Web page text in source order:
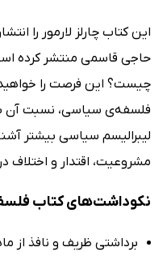
این کتاب چارلز لارمور را
حاجی قاسمی منتشر کرده
چیست؟ این فرصت را
فلسفه‌ی سیاسی، نسبت آن
لیبرالیسم سیاسی بیشتر
مشروعیت، اقتدار و
نکوداشت‌های کتاب
برداشتی ظریف و نافذ